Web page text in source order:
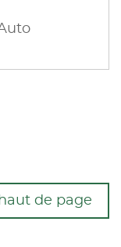
de page